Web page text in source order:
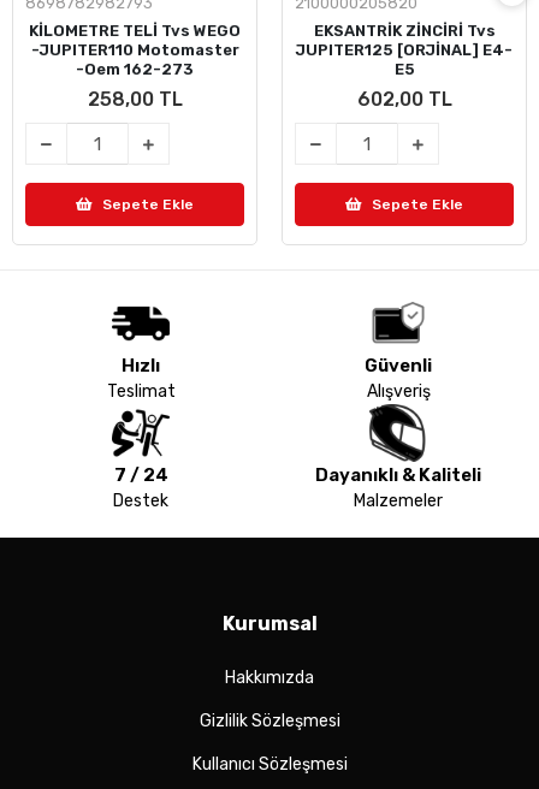
KİLOMETRE TELİ Tvs WEGO
-JUPITER110 Motomaster
-Oem 162-273
258,00 TL
Sepete Ekle
EKSANTRİK ZİNCİRİ Tvs
JUPITER125 [ORJİNAL] E4-
E5
602,00 TL
Sepete Ekle
Hızlı
Teslimat
Güvenli
Alışveriş
7 / 24
Destek
Dayanıklı & Kaliteli
Malzemeler
Kurumsal
Hakkımızda
Gizlilik Sözleşmesi
Kullanıcı Sözleşmesi